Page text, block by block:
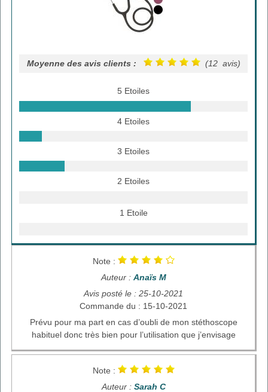
Moyenne des avis clients : (12 avis)
5 Etoiles
4 Etoiles
3 Etoiles
2 Etoiles
1 Etoile
Note :
Auteur : Anaïs M
Avis posté le : 25-10-2021
Commande du : 15-10-2021
Prévu pour ma part en cas d’oubli de mon stéthoscope
habituel donc très bien pour l’utilisation que j’envisage
Note :
Auteur : Sarah C